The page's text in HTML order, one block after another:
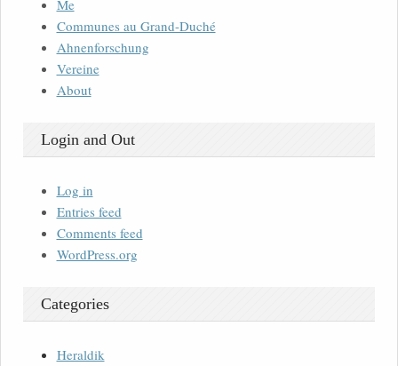
Me
Communes au Grand-Duché
Ahnenforschung
Vereine
About
Login and Out
Log in
Entries feed
Comments feed
WordPress.org
Categories
Heraldik